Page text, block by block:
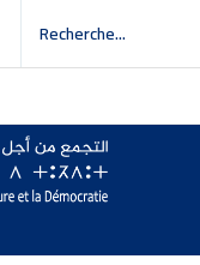
إلى وسائل الإعلام